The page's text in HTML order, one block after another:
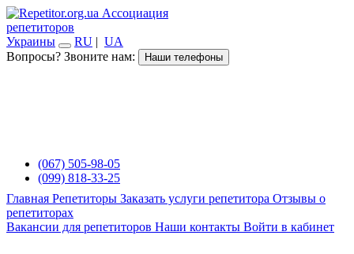
Ассоциация
репетиторов
Украины
RU | UA
Вопросы? Звоните нам:
Наши телефоны
(067) 505-98-05
(099) 818-33-25
Главная Репетиторы Заказать услуги репетитора Отзывы о
репетиторах
Вакансии для репетиторов Наши контакты Войти в кабинет